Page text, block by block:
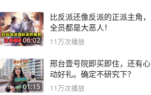
06:02
比反派还像反派的正派主角，
全员都是大恶人！
11万次播放
01:15
邢台壹号院即买即住，还有心
动好礼。确定不研究下？
11万次播放